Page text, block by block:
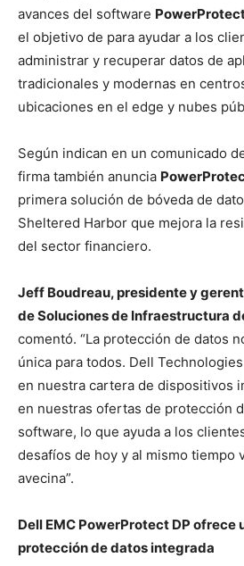
avances del software
el objetivo de para ayudar a los
administrar y recuperar datos de
tradicionales y modernas en
ubicaciones en el edge y nubes
Según indican en un comunicado
firma también anuncia
primera solución de bóveda de
Sheltered Harbor que mejora la
del sector financiero.
Jeff Boudreau, presidente y
de Soluciones de Infraestructura
comentó. “La protección de datos
única para todos. Dell
en nuestra cartera de dispositivos
en nuestras ofertas de protección
software, lo que ayuda a los
desafíos de hoy y al mismo tiempo
avecina”.
Dell EMC PowerProtect DP ofrece
protección de datos integrada